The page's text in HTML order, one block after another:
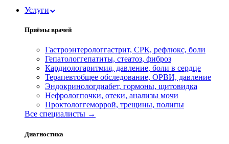
Услуги
Приёмы врачей
Гастроэнтерологгастрит, СРК, рефлюкс, боли
Гепатологгепатиты, стеатоз, фиброз
Кардиологаритмия, давление, боли в сердце
Терапевтобщее обследование, ОРВИ, давление
Эндокринологдиабет, гормоны, щитовидка
Нефрологпочки, отеки, анализы мочи
Проктологгеморрой, трещины, полипы
Все специалисты →
Диагностика